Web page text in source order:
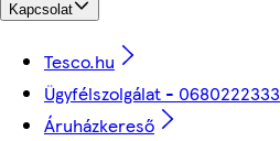
Kapcsolat
Tesco.hu
Ügyfélszolgálat - 0680222333
Áruházkereső